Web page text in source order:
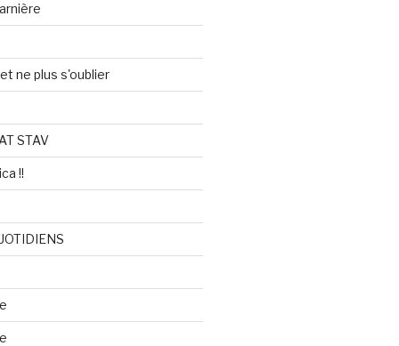
ne plus s'oublier
STAV
!!